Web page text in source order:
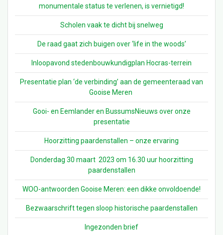
monumentale status te verlenen, is vernietigd!
Scholen vaak te dicht bij snelweg
De raad gaat zich buigen over ‘life in the woods’
Inloopavond stedenbouwkundigplan Hocras-terrein
Presentatie plan ‘de verbinding’ aan de gemeenteraad van
Gooise Meren
Gooi- en Eemlander en BussumsNieuws over onze
presentatie
Hoorzitting paardenstallen – onze ervaring
Donderdag 30 maart 2023 om 16.30 uur hoorzitting
paardenstallen
WOO-antwoorden Gooise Meren: een dikke onvoldoende!
Bezwaarschrift tegen sloop historische paardenstallen
Ingezonden brief